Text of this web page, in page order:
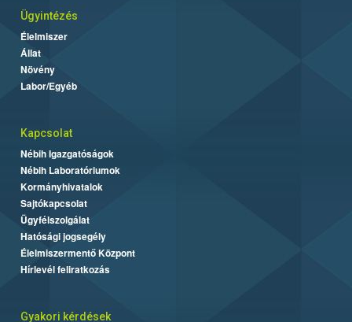
Ügyintézés
Élelmiszer
Állat
Növény
Labor/Egyéb
Kapcsolat
Nébih Igazgatóságok
Nébih Laboratóriumok
Kormányhivatalok
Sajtókapcsolat
Ügyfélszolgálat
Hatósági jogsegély
Élelmiszermentő Központ
Hírlevél feliratkozás
Gyakori kérdések